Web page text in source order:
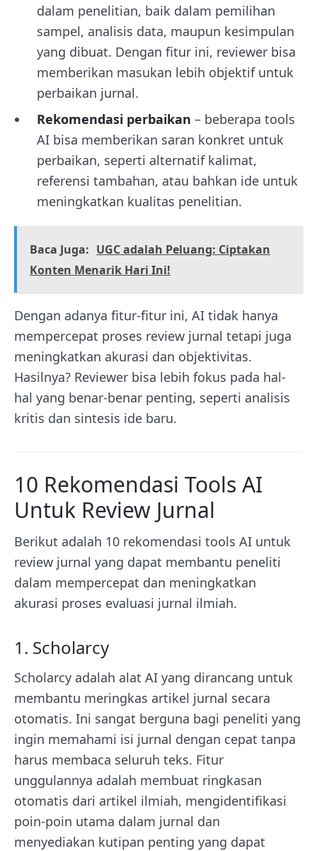
dalam penelitian, baik dalam pemilihan
sampel, analisis data, maupun kesimpulan
yang dibuat. Dengan fitur ini, reviewer bisa
memberikan masukan lebih objektif untuk
perbaikan jurnal.
Rekomendasi perbaikan – beberapa tools
AI bisa memberikan saran konkret untuk
perbaikan, seperti alternatif kalimat,
referensi tambahan, atau bahkan ide untuk
meningkatkan kualitas penelitian.
Baca Juga: UGC adalah Peluang: Ciptakan
Konten Menarik Hari Ini!
Dengan adanya fitur-fitur ini, AI tidak hanya
mempercepat proses review jurnal tetapi juga
meningkatkan akurasi dan objektivitas.
Hasilnya? Reviewer bisa lebih fokus pada hal-
hal yang benar-benar penting, seperti analisis
kritis dan sintesis ide baru.
10 Rekomendasi Tools AI
Untuk Review Jurnal
Berikut adalah 10 rekomendasi tools AI untuk
review jurnal yang dapat membantu peneliti
dalam mempercepat dan meningkatkan
akurasi proses evaluasi jurnal ilmiah.
1. Scholarcy
Scholarcy adalah alat AI yang dirancang untuk
membantu meringkas artikel jurnal secara
otomatis. Ini sangat berguna bagi peneliti yang
ingin memahami isi jurnal dengan cepat tanpa
harus membaca seluruh teks. Fitur
unggulannya adalah membuat ringkasan
otomatis dari artikel ilmiah, mengidentifikasi
poin-poin utama dalam jurnal dan
menyediakan kutipan penting yang dapat